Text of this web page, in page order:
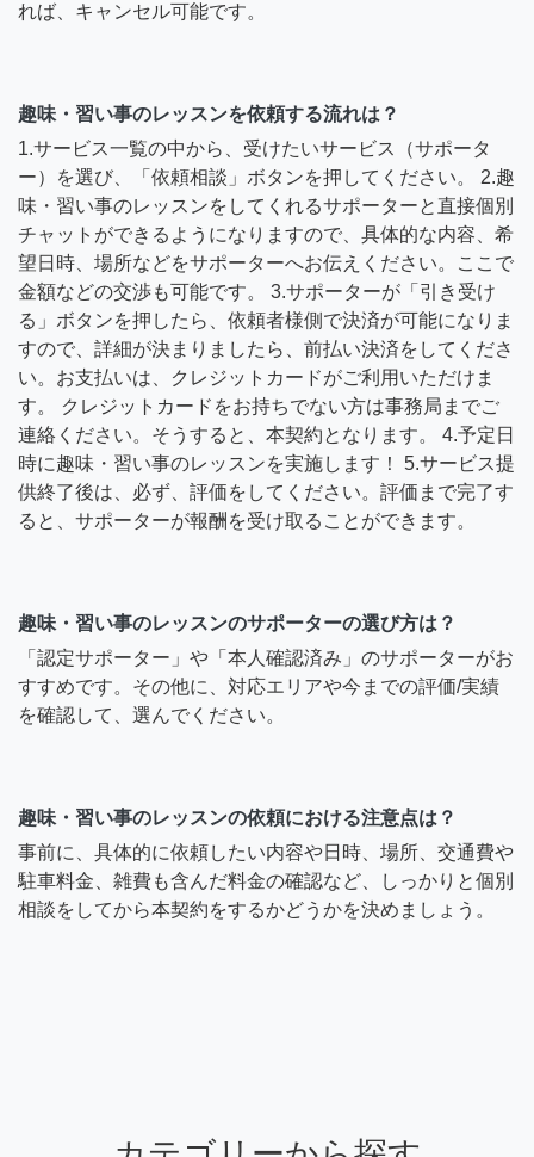
れば、キャンセル可能です。
趣味・習い事のレッスンを依頼する流れは？
1.サービス一覧の中から、受けたいサービス（サポータ
ー）を選び、「依頼相談」ボタンを押してください。 2.趣
味・習い事のレッスンをしてくれるサポーターと直接個別
チャットができるようになりますので、具体的な内容、希
望日時、場所などをサポーターへお伝えください。ここで
金額などの交渉も可能です。 3.サポーターが「引き受け
る」ボタンを押したら、依頼者様側で決済が可能になりま
すので、詳細が決まりましたら、前払い決済をしてくださ
い。お支払いは、クレジットカードがご利用いただけま
す。 クレジットカードをお持ちでない方は事務局までご
連絡ください。そうすると、本契約となります。 4.予定日
時に趣味・習い事のレッスンを実施します！ 5.サービス提
供終了後は、必ず、評価をしてください。評価まで完了す
ると、サポーターが報酬を受け取ることができます。
趣味・習い事のレッスンのサポーターの選び方は？
「認定サポーター」や「本人確認済み」のサポーターがお
すすめです。その他に、対応エリアや今までの評価/実績
を確認して、選んでください。
趣味・習い事のレッスンの依頼における注意点は？
事前に、具体的に依頼したい内容や日時、場所、交通費や
駐車料金、雑費も含んだ料金の確認など、しっかりと個別
相談をしてから本契約をするかどうかを決めましょう。